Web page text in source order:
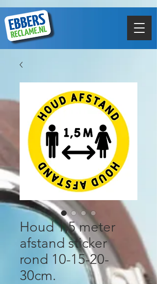
Houd 1,5 meter
afstand sticker
rond 10-15-20-
30cm.